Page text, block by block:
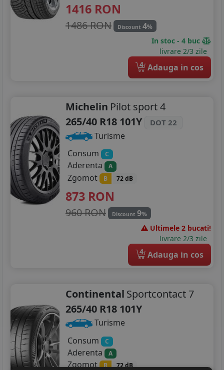
1416 RON
1486 RON Discount 4%
In stoc - 4 buc
livrare 2/3 zile
4 Adauga in cos
Michelin Pilot sport 4
265/40 R18 101Y
DOT 22
Turisme
Consum
C
Aderenta A
Zgomot B 72 dB
873 RON
960 RON Discount 9%
Ultimele 2 bucati!
livrare 2/3 zile
4 Adauga in cos
Continental Sportcontact 7
265/40 R18 101Y
Turisme
Consum
C
Aderenta A
Zgomot B 72 dB